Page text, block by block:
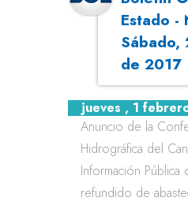
Estado -
Sábado,
de 2017
jueves , 1
Anuncio de la
Hidrográfica del
Información Pública
refundido de